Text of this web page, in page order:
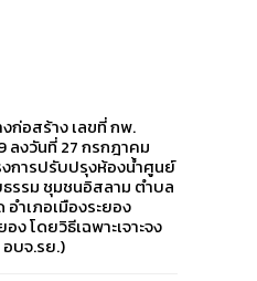
อสร้าง เลขที่ กพ.
ลงวันที่ 27 กรกฎาคม
งการปรับปรุงห้องน้ำศูนย์
รรม ชุมชนอิสลาม ตำบล
ำเภอเมืองระยอง
ง โดยวิธีเฉพาะเจาะจง
บจ.รย.)